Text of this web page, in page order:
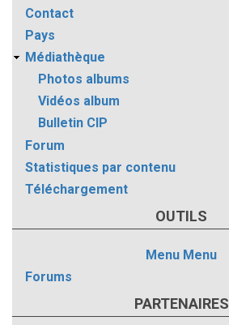
Contact
Pays
Médiathèque
Photos albums
Vidéos album
Bulletin CIP
Forum
Statistiques par contenu
Téléchargement
OUTILS
Menu Menu
Forums
PARTENAIRES